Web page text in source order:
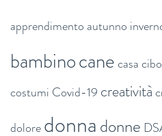
apprendimento autunno
bambinocanecasacibo
costumi Covid-19 creatività
doloredonnadonne